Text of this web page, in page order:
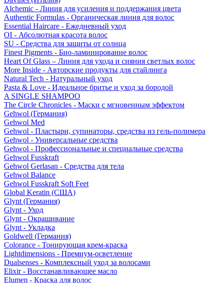
Alchemic - Линия для усиления и поддержания цвета
Authentic Formulas - Органическая линия для волос
Essential Haircare - Eжедневный уход
OI - Абсолютная красота волос
SU - Средства для защиты от солнца
Finest Pigments - Био-ламинирование волос
Heart Of Glass – Линия для ухода и сияния светлых волос
More Inside - Авторские продукты для стайлинга
Natural Tech - Натуральный уход
Pasta & Love - Идеальное бритье и уход за бородой
A SINGLE SHAMPOO
The Circle Chronicles - Маски с мгновенным эффектом
Gehwol (Германия)
Gehwol Med
Gehwol - Пластыри, супинаторы, средства из гель-полимера
Gehwol - Универсальные средства
Gehwol - Профессиональные и специальные средства
Gehwol Fusskraft
Gehwol Gerlasan - Средства для тела
Gehwol Balance
Gehwol Fusskraft Soft Feet
Global Keratin (США)
Glynt (Германия)
Glynt - Уход
Glynt - Окрашивание
Glynt - Укладка
Goldwell (Германия)
Colorance - Тонирующая крем-краска
Lightdimensions - Премиум-осветление
Dualsenses - Комплексный уход за волосами
Elixir - Восстанавливающее масло
Elumen - Краска для волос